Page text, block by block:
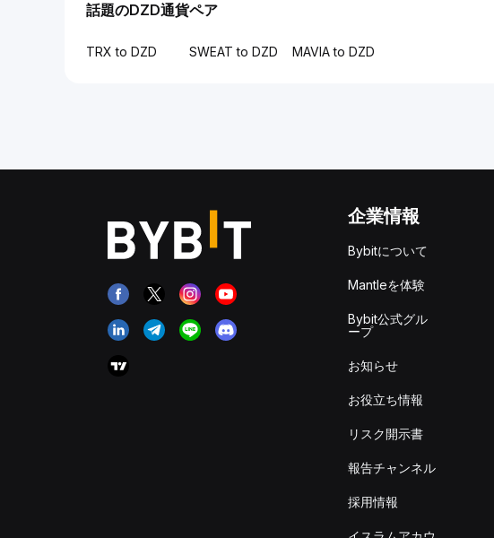
話題のDZD通貨ペア
TRX to DZD SWEAT to DZD MAVIA to DZD
企業情報
Bybitについて
Mantleを体験
Bybit公式グル
ープ
お知らせ
お役立ち情報
リスク開示書
報告チャンネル
採用情報